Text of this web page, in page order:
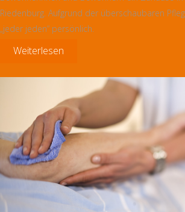
Riedenburg. Aufgrund der überschaubaren
„jeder jeden“ persönlich.
Weiterlesen